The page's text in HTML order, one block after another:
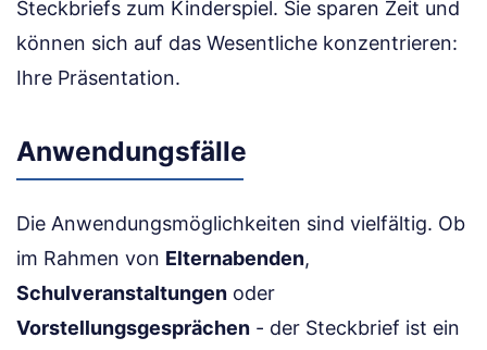
Steckbriefs zum Kinderspiel. Sie sparen Zeit und
können sich auf das Wesentliche konzentrieren:
Ihre Präsentation.
Anwendungsfälle
Die Anwendungsmöglichkeiten sind vielfältig. Ob
im Rahmen von Elternabenden,
Schulveranstaltungen oder
Vorstellungsgesprächen - der Steckbrief ist ein